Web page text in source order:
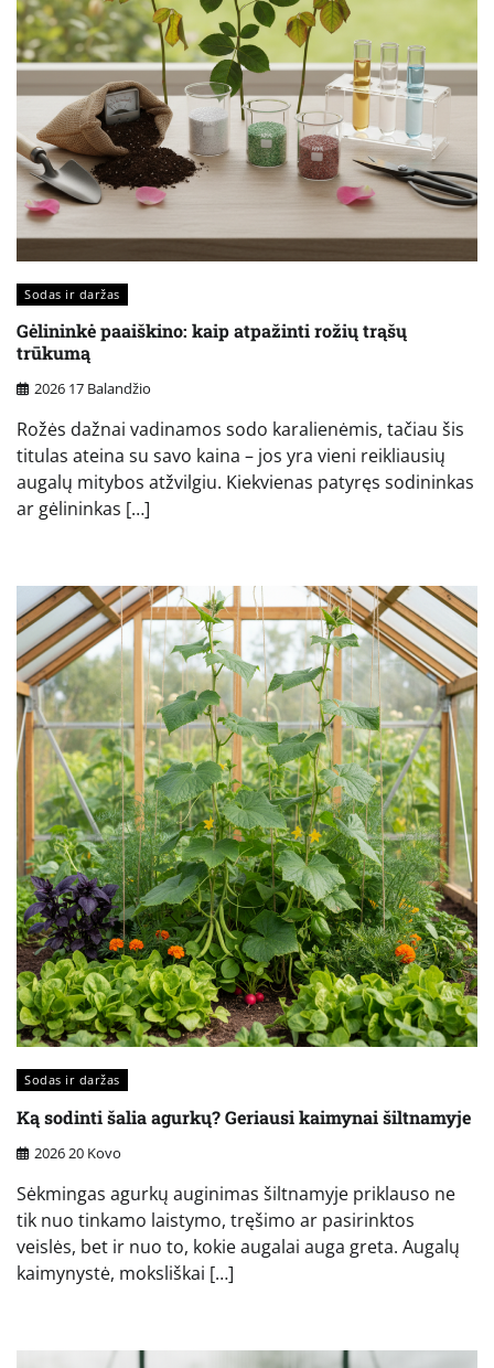
Sodas ir daržas
Gėlininkė paaiškino: kaip atpažinti rožių trąšų
trūkumą
2026 17 Balandžio
Rožės dažnai vadinamos sodo karalienėmis, tačiau šis
titulas ateina su savo kaina – jos yra vieni reikliausių
augalų mitybos atžvilgiu. Kiekvienas patyręs sodininkas
ar gėlininkas […]
Sodas ir daržas
Ką sodinti šalia agurkų? Geriausi kaimynai šiltnamyje
2026 20 Kovo
Sėkmingas agurkų auginimas šiltnamyje priklauso ne
tik nuo tinkamo laistymo, tręšimo ar pasirinktos
veislės, bet ir nuo to, kokie augalai auga greta. Augalų
kaimynystė, moksliškai […]